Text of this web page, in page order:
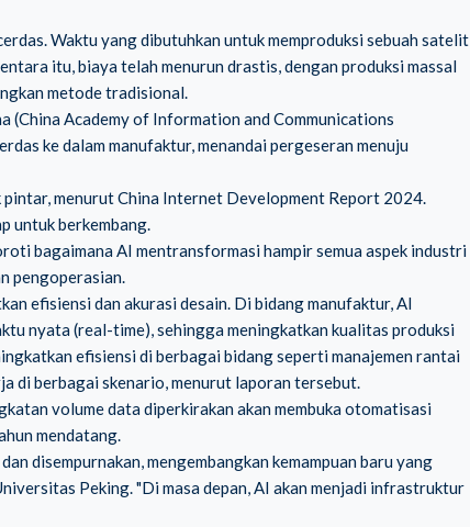
Waktu yang dibutuhkan untuk memproduksi sebuah satelit
itu, biaya telah menurun drastis, dengan produksi massal
metode tradisional.
(China Academy of Information and Communications
ke dalam manufaktur, menandai pergeseran menuju
menurut China Internet Development Report 2024.
untuk berkembang.
bagaimana AI mentransformasi hampir semua aspek industri
pengoperasian.
efisiensi dan akurasi desain. Di bidang manufaktur, AI
nyata (real-time), sehingga meningkatkan kualitas produksi
efisiensi di berbagai bidang seperti manajemen rantai
di berbagai skenario, menurut laporan tersebut.
volume data diperkirakan akan membuka otomatisasi
mendatang.
disempurnakan, mengembangkan kemampuan baru yang
Peking. "Di masa depan, AI akan menjadi infrastruktur